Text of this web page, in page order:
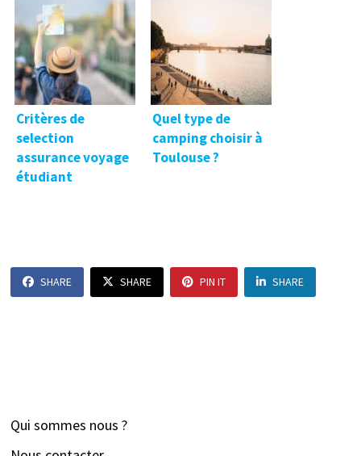
Critères de
selection
assurance voyage
étudiant
Quel type de
camping choisir à
Toulouse ?
SHARE SHARE PIN IT SHARE
Qui sommes nous ?